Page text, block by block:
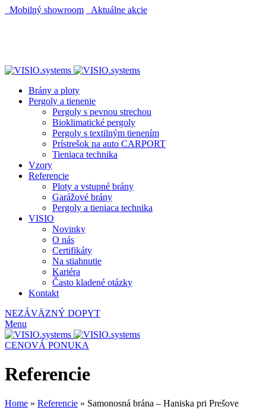
Mobilný showroom
Aktuálne akcie
Brány a ploty
Pergoly a tienenie
Pergoly s pevnou strechou
Bioklimatické pergoly
Pergoly s textilným tienením
Prístrešok na auto CARPORT
Tieniaca technika
Vzory
Referencie
Ploty a vstupné brány
Garážové brány
Pergoly a tieniaca technika
VISIO
Novinky
O nás
Certifikáty
Na stiahnutie
Kariéra
Často kladené otázky
Kontakt
NEZÁVÄZNÝ DOPYT
Menu
CENOVÁ PONUKA
Referencie
Home » Referencie » Samonosná brána – Haniska pri Prešove